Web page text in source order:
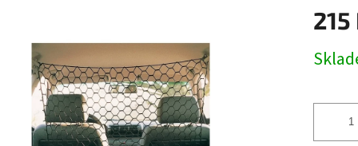
215
cena: